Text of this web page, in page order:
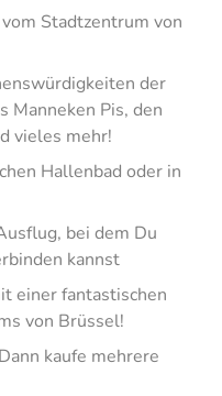
Stadtzentrum von
der
Manneken Pis, den
vieles mehr!
Hallenbad oder in
bei dem Du
kannst
einer fantastischen
von Brüssel!
kaufe mehrere